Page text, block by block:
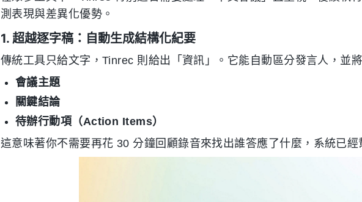
測表現與差異化優勢。
1. 超越逐字稿：自動生成結構化紀要
傳統工具只給文字，Tinrec 則給出「資訊」。它能自動區分發言人，並
會議主題
關鍵結論
待辦行動項（Action Items）
這意味著你不需要再花 30 分鐘回顧錄音來找出誰答應了什麼，系統已經